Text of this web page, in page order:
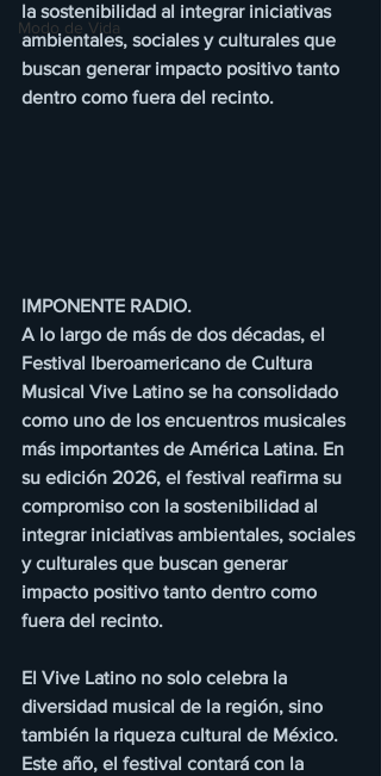
Modo de Vida
la sostenibilidad al integrar iniciativas
ambientales, sociales y culturales que
buscan generar impacto positivo tanto
dentro como fuera del recinto.
IMPONENTE RADIO.
A lo largo de más de dos décadas, el
Festival Iberoamericano de Cultura
Musical Vive Latino se ha consolidado
como uno de los encuentros musicales
más importantes de América Latina. En
su edición 2026, el festival reafirma su
compromiso con la sostenibilidad al
integrar iniciativas ambientales, sociales
y culturales que buscan generar
impacto positivo tanto dentro como
fuera del recinto.
El Vive Latino no solo celebra la
diversidad musical de la región, sino
también la riqueza cultural de México.
Este año, el festival contará con la